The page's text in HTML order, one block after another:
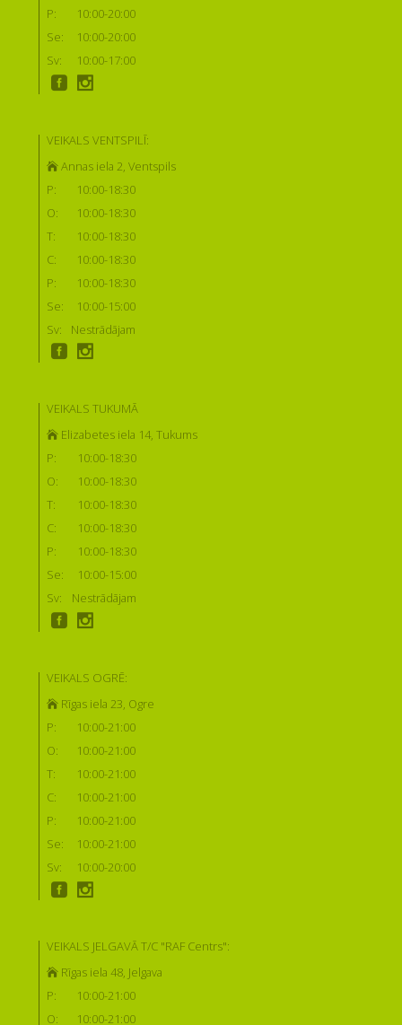
P:
10:00-20:00
Se:
10:00-20:00
Sv:
10:00-17:00
VEIKALS VENTSPILĪ:
Annas iela 2, Ventspils
P:
10:00-18:30
O:
10:00-18:30
T:
10:00-18:30
C:
10:00-18:30
P:
10:00-18:30
Se:
10:00-15:00
Sv:
Nestrādājam
VEIKALS TUKUMĀ
Elizabetes iela 14, Tukums
P:
10:00-18:30
O:
10:00-18:30
T:
10:00-18:30
C:
10:00-18:30
P:
10:00-18:30
Se:
10:00-15:00
Sv:
Nestrādājam
VEIKALS OGRĒ:
Rīgas iela 23, Ogre
P:
10:00-21:00
O:
10:00-21:00
T:
10:00-21:00
C:
10:00-21:00
P:
10:00-21:00
Se:
10:00-21:00
Sv:
10:00-20:00
VEIKALS JELGAVĀ T/C "RAF Centrs":
Rīgas iela 48, Jelgava
P:
10:00-21:00
O:
10:00-21:00